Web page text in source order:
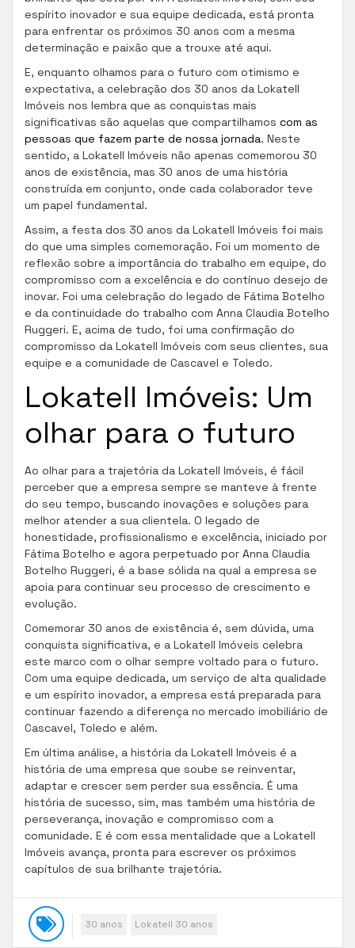
espírito inovador e sua equipe dedicada, está pronta
para enfrentar os próximos 30 anos com a mesma
determinação e paixão que a trouxe até aqui.
E, enquanto olhamos para o futuro com otimismo e
expectativa, a celebração dos 30 anos da Lokatell
Imóveis nos lembra que as conquistas mais
significativas são aquelas que compartilhamos com as
pessoas que fazem parte de nossa jornada. Neste
sentido, a Lokatell Imóveis não apenas comemorou 30
anos de existência, mas 30 anos de uma história
construída em conjunto, onde cada colaborador teve
um papel fundamental.
Assim, a festa dos 30 anos da Lokatell Imóveis foi mais
do que uma simples comemoração. Foi um momento de
reflexão sobre a importância do trabalho em equipe, do
compromisso com a excelência e do contínuo desejo de
inovar. Foi uma celebração do legado de Fátima Botelho
e da continuidade do trabalho com Anna Claudia Botelho
Ruggeri. E, acima de tudo, foi uma confirmação do
compromisso da Lokatell Imóveis com seus clientes, sua
equipe e a comunidade de Cascavel e Toledo.
Lokatell Imóveis: Um
olhar para o futuro
Ao olhar para a trajetória da Lokatell Imóveis, é fácil
perceber que a empresa sempre se manteve à frente
do seu tempo, buscando inovações e soluções para
melhor atender a sua clientela. O legado de
honestidade, profissionalismo e excelência, iniciado por
Fátima Botelho e agora perpetuado por Anna Claudia
Botelho Ruggeri, é a base sólida na qual a empresa se
apoia para continuar seu processo de crescimento e
evolução.
Comemorar 30 anos de existência é, sem dúvida, uma
conquista significativa, e a Lokatell Imóveis celebra
este marco com o olhar sempre voltado para o futuro.
Com uma equipe dedicada, um serviço de alta qualidade
e um espírito inovador, a empresa está preparada para
continuar fazendo a diferença no mercado imobiliário de
Cascavel, Toledo e além.
Em última análise, a história da Lokatell Imóveis é a
história de uma empresa que soube se reinventar,
adaptar e crescer sem perder sua essência. É uma
história de sucesso, sim, mas também uma história de
perseverança, inovação e compromisso com a
comunidade. E é com essa mentalidade que a Lokatell
Imóveis avança, pronta para escrever os próximos
capítulos de sua brilhante trajetória.
30 anos Lokatell 30 anos